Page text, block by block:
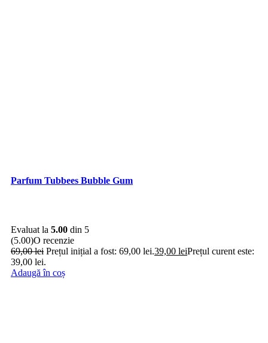
Parfum Tubbees Bubble Gum
Evaluat la 5.00 din 5
(5.00)O recenzie
69,00lei Prețul inițial a fost: 69,00 lei.39,00 leiPrețul curent este:
39,00 lei.
Adaugă în coș